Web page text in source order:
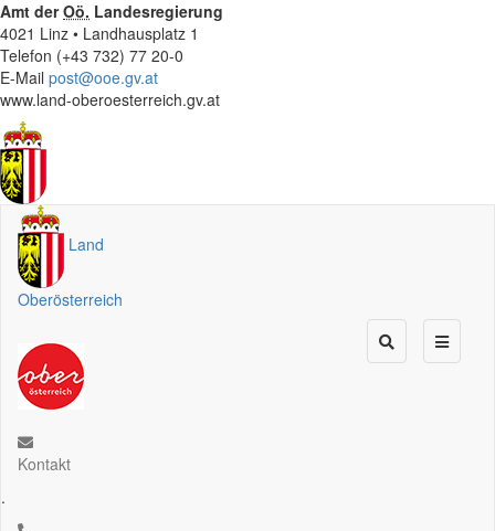
Amt derOö. Landesregierung
4021 Linz • Landhausplatz 1
Telefon (+43 732) 77 20-0
E-Mail post@ooe.gv.at
www.land-oberoesterreich.gv.at
Land
Oberösterreich
Kontakt
.